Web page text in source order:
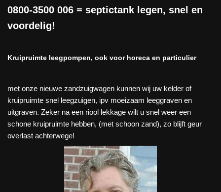
0800-3500 006 = septictank legen, snel en
voordelig!
Kruipruimte leegpompen, ook voor horeca en particulier
met onze nieuwe zandzuigwagen kunnen wij uw kelder of
kruipruimte snel leegzuigen, ipv moeizaam leeggraven en
uitgraven. Zeker na een riool lekkage wilt u snel weer een
schone kruipruimte hebben, (met schoon zand), zo blijft geur
overlast achterwege!